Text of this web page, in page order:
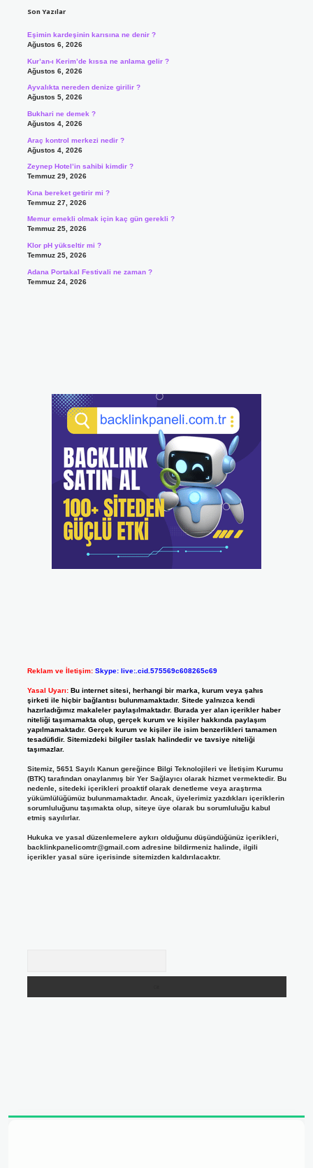
Son Yazılar
Eşimin kardeşinin karısına ne denir ?
Ağustos 6, 2026
Kur’an-ı Kerim’de kıssa ne anlama gelir ?
Ağustos 6, 2026
Ayvalıkta nereden denize girilir ?
Ağustos 5, 2026
Bukhari ne demek ?
Ağustos 4, 2026
Araç kontrol merkezi nedir ?
Ağustos 4, 2026
Zeynep Hotel’in sahibi kimdir ?
Temmuz 29, 2026
Kına bereket getirir mi ?
Temmuz 27, 2026
Memur emekli olmak için kaç gün gerekli ?
Temmuz 25, 2026
Klor pH yükseltir mi ?
Temmuz 25, 2026
Adana Portakal Festivali ne zaman ?
Temmuz 24, 2026
Reklam ve İletişim: Skype: live:.cid.575569c608265c69
Yasal Uyarı: Bu internet sitesi, herhangi bir marka, kurum veya şahıs
şirketi ile hiçbir bağlantısı bulunmamaktadır. Sitede yalnızca kendi
hazırladığımız makaleler paylaşılmaktadır. Burada yer alan içerikler haber
niteliği taşımamakta olup, gerçek kurum ve kişiler hakkında paylaşım
yapılmamaktadır. Gerçek kurum ve kişiler ile isim benzerlikleri tamamen
tesadüfidir. Sitemizdeki bilgiler taslak halindedir ve tavsiye niteliği
taşımazlar.
Sitemiz, 5651 Sayılı Kanun gereğince Bilgi Teknolojileri ve İletişim Kurumu
(BTK) tarafından onaylanmış bir Yer Sağlayıcı olarak hizmet vermektedir. Bu
nedenle, sitedeki içerikleri proaktif olarak denetleme veya araştırma
yükümlülüğümüz bulunmamaktadır. Ancak, üyelerimiz yazdıkları içeriklerin
sorumluluğunu taşımakta olup, siteye üye olarak bu sorumluluğu kabul
etmiş sayılırlar.
Hukuka ve yasal düzenlemelere aykırı olduğunu düşündüğünüz içerikleri,
backlinkpanelicomtr@gmail.comadresine bildirmeniz halinde, ilgili
içerikler yasal süre içerisinde sitemizden kaldırılacaktır.